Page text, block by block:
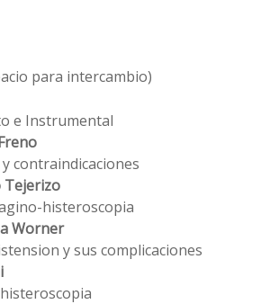
para intercambio)
e Instrumental
contraindicaciones
Tejerizo
histeroscopia
Worner
y sus complicaciones